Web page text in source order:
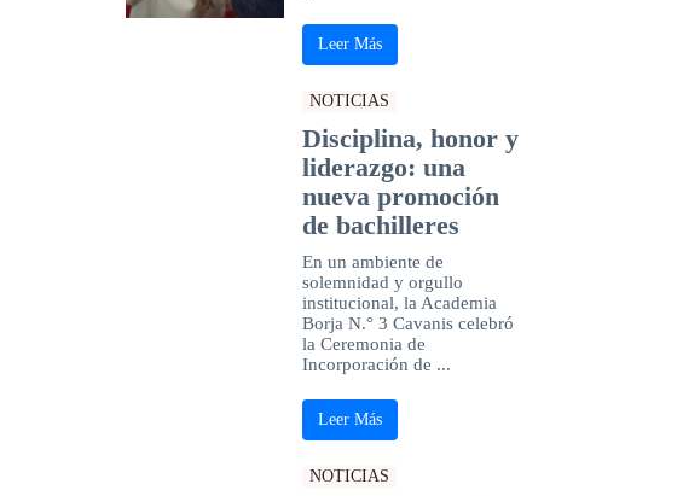
Leer Más
NOTICIAS
Disciplina, honor y
liderazgo: una
nueva promoción
de bachilleres
En un ambiente de
solemnidad y orgullo
institucional, la Academia
Borja N.° 3 Cavanis celebró
la Ceremonia de
Incorporación de ...
Leer Más
NOTICIAS